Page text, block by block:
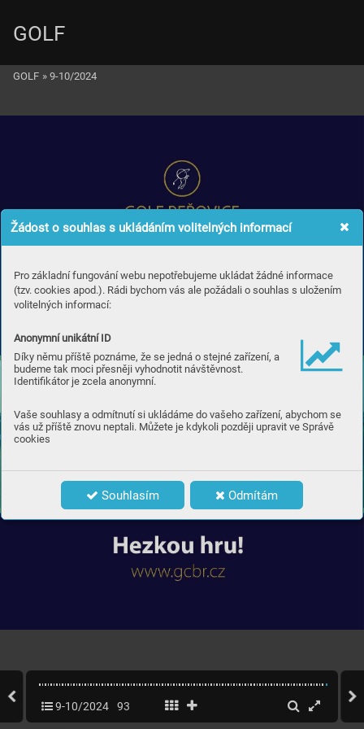
Žádost o souhlas s ukládáním volitelných informací
Pro základní fungování webu nepotřebujeme ukládat žádné informace
(tzv. cookies apod.). Rádi bychom vás ale požádali o souhlas s uložením
volitelných informací:
Anonymní unikátní ID
Díky němu příště poznáme, že se jedná o stejné zařízení, a
budeme tak moci přesněji vyhodnotit návštěvnost.
Identifikátor je zcela anonymní.
Vaše souhlasy a odmítnutí si ukládáme do vašeho zařízení, abychom se
vás už příště znovu neptali. Můžete je kdykoli později upravit ve Správě
cookies
Souhlasím Odmítám
GOLF
GOLF » 9-10/2024
9-10/2024 93